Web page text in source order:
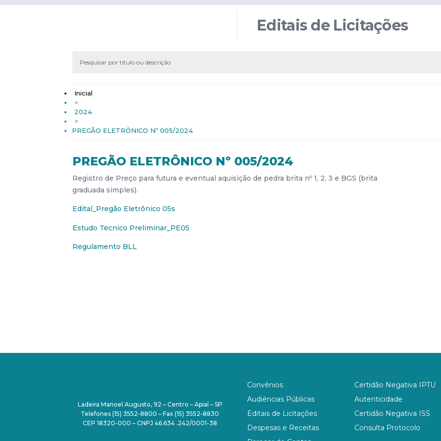
Editais de Licitações
Inicial
>
2024
>
PREGÃO ELETRÔNICO Nº 005/2024
PREGÃO ELETRÔNICO Nº 005/2024
Registro de Preço para futura e eventual aquisição de pedra brita nº 1, 2, 3 e BGS (brita
graduada simples).
Edital_Pregão Eletrônico 05s
Estudo Tecnico Preliminar_PE05
Regulamento BLL
Ladeira Manoel Augusto, 92 – Centro – Apiaí – SP
Telefones (15) 3552-8800 – Fax (15) 3552-8830
CEP 18320-000 – CNPJ 46.634 .242/0001-38
Convênios
Audiências Públicas
Editais de Licitações
Despesas e Receitas
Certidão Negativa IPTU
Autenticidade
Certidão Negativa ISS
Consulta Protocolo